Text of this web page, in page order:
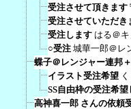
受注させて頂きます
受注させていただき
受注します はる＠
○受注 城華一郎＠レ
蝶子＠レンジャー連邦
イラスト受注希望
SS自由枠の受注希望
高神喜一郎 さんの依頼